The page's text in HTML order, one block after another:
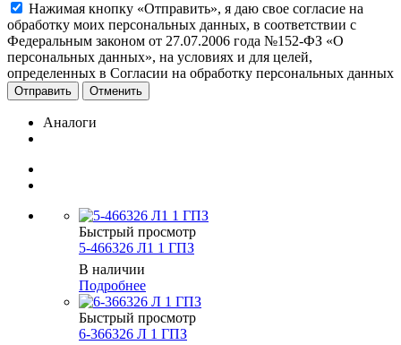
Нажимая кнопку «Отправить», я даю свое согласие на
обработку моих персональных данных, в соответствии с
Федеральным законом от 27.07.2006 года №152-ФЗ «О
персональных данных», на условиях и для целей,
определенных в Согласии на обработку персональных данных
Отменить
Аналоги
Быстрый просмотр
5-466326 Л1 1 ГПЗ
В наличии
Подробнее
Быстрый просмотр
6-366326 Л 1 ГПЗ